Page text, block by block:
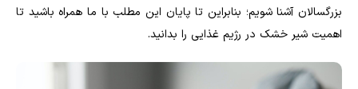
بزرگسالان آشنا شویم؛ بنابراین تا پایان این مطلب با ما همراه باشید تا
اهمیت شیر خشک در رژیم غذایی را بدانید.